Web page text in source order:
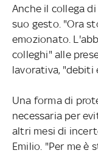
Anche il collega
suo gesto. "Ora
emozionato.
colleghi" alle
lavorativa, "debiti
Una forma di
necessaria per
altri mesi di
Emilio. "Per me è